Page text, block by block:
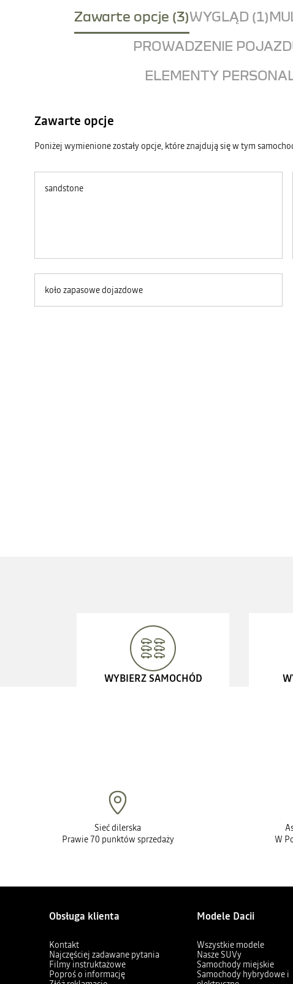
Zawarte opcje (3)WYGLĄD (1)
PROWADZENIE
ELEMENTY
Zawarte opcje
Poniżej wymienione zostały opcje, które znajdują się w tym
sandstone
koło zapasowe dojazdowe
WYBIERZ SAMOCHÓD
Sieć dilerska
Prawie 70 punktów sprzedaży
W
Obsługa klienta
Kontakt
Najczęściej zadawane pytania
Filmy instruktażowe
Poproś o informację
Modele Dacii
Wszystkie modele
Nasze SUVy
Samochody miejskie
Samochody hybrydowe i